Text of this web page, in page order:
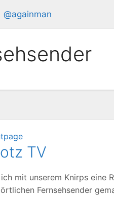
@againman
TV
mit unserem Knirps eine
Fernsehsender